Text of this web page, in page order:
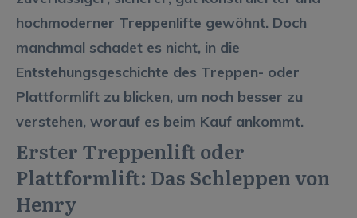
hochmoderner Treppenlifte gewöhnt. Doch
manchmal schadet es nicht, in die
Entstehungsgeschichte des Treppen- oder
Plattformlift zu blicken, um noch besser zu
verstehen, worauf es beim Kauf ankommt.
Erster Treppenlift oder
Plattformlift: Das Schleppen von
Henry